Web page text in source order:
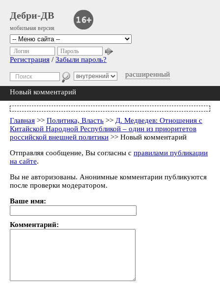
Дебри-ДВ
мобильная версия
расширенный
Логин Пароль
Регистрация / Забыли пароль?
Новый комментарий
Главная >> Политика, Власть >> Д. Медведев: Отношения с
Китайской Народной Республикой – один из приоритетов
российской внешней политики >> Новый комментарий
Отправляя сообщение, Вы согласны с правилами публикации
на сайте.
Вы не авторизованы. Анонимные комментарии публикуются
после проверки модератором.
Ваше имя:
Комментарий: